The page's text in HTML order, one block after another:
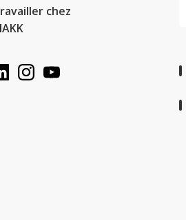
chez